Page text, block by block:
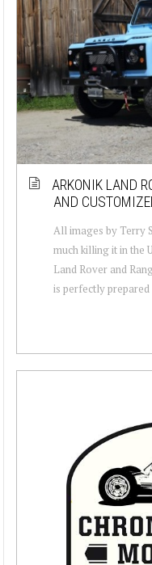
ARKONIK LAND
AND
All images by Terry
much killing it in the
Land Rover and
is perfectly prepared